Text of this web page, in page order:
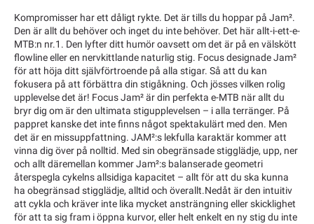
Kompromisser har ett dåligt rykte. Det är tills du hoppar på Jam².
Den är allt du behöver och inget du inte behöver. Det här allt-i-ett-e-
MTB:n nr.1. Den lyfter ditt humör oavsett om det är på en välskött
flowline eller en nervkittlande naturlig stig. Focus designade Jam²
för att höja ditt självförtroende på alla stigar. Så att du kan
fokusera på att förbättra din stigåkning. Och jösses vilken rolig
upplevelse det är! Focus Jam² är din perfekta e-MTB när allt du
bryr dig om är den ultimata stigupplevelsen – i alla terränger. På
pappret kanske det inte finns något spektakulärt med den. Men
det är en missuppfattning. JAM²:s lekfulla karaktär kommer att
vinna dig över på nolltid. Med sin obegränsade stigglädje, upp, ner
och allt däremellan kommer Jam²:s balanserade geometri
återspegla cykelns allsidiga kapacitet – allt för att du ska kunna
ha obegränsad stigglädje, alltid och överallt.Nedåt är den intuitiv
att cykla och kräver inte lika mycket ansträngning eller skicklighet
för att ta sig fram i öppna kurvor, eller helt enkelt en ny stig du inte